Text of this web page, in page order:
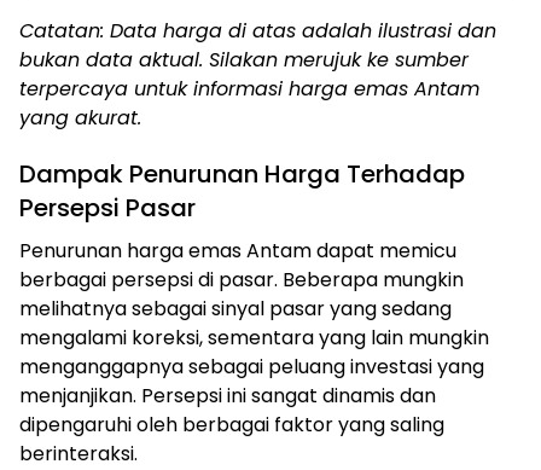
Catatan: Data harga di atas adalah ilustrasi dan
bukan data aktual. Silakan merujuk ke sumber
terpercaya untuk informasi harga emas Antam
yang akurat.
Dampak Penurunan Harga Terhadap
Persepsi Pasar
Penurunan harga emas Antam dapat memicu
berbagai persepsi di pasar. Beberapa mungkin
melihatnya sebagai sinyal pasar yang sedang
mengalami koreksi, sementara yang lain mungkin
menganggapnya sebagai peluang investasi yang
menjanjikan. Persepsi ini sangat dinamis dan
dipengaruhi oleh berbagai faktor yang saling
berinteraksi.